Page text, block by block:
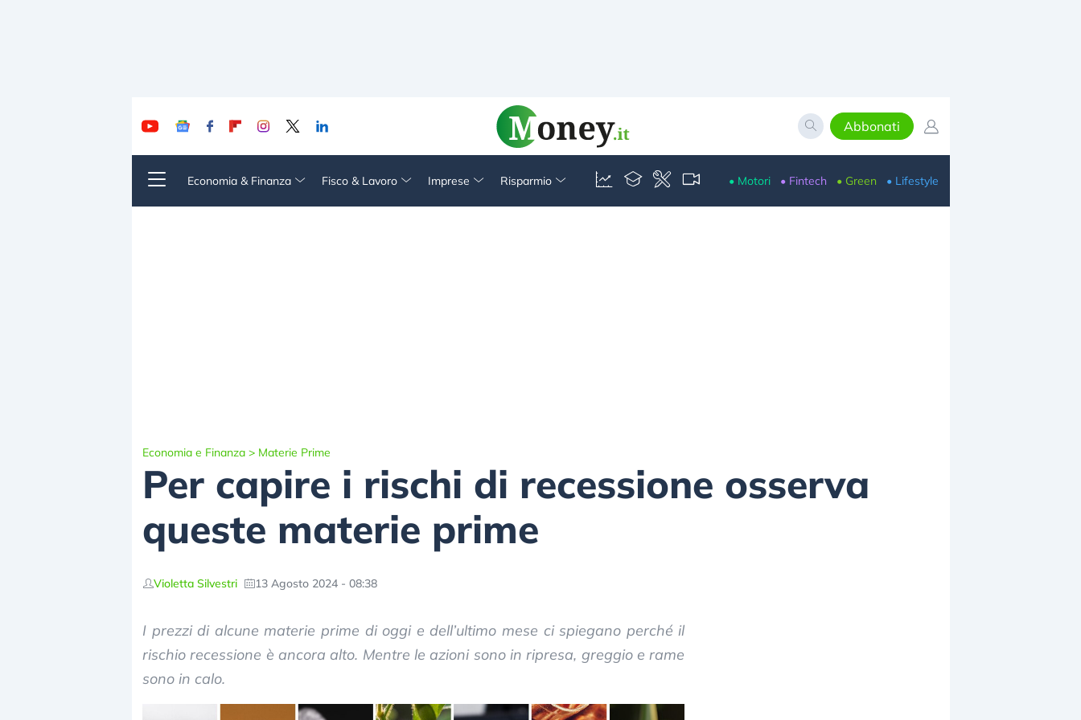
Abbonati
Economia & Finanza Fisco & Lavoro Imprese Risparmio • Motori • Fintech • Green • Lifestyle
Economia e Finanza > Materie Prime
Per capire i rischi di recessione osserva
queste materie prime
Violetta Silvestri 13 Agosto 2024 - 08:38
I prezzi di alcune materie prime di oggi e dell’ultimo mese ci spiegano perché il
rischio recessione è ancora alto. Mentre le azioni sono in ripresa, greggio e rame
sono in calo.